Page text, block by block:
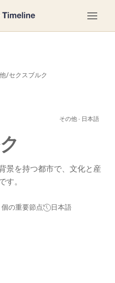
/セクスブルク
その他 · 日本語
景を持つ都市で、文化と産
。
の重要節点 日本語